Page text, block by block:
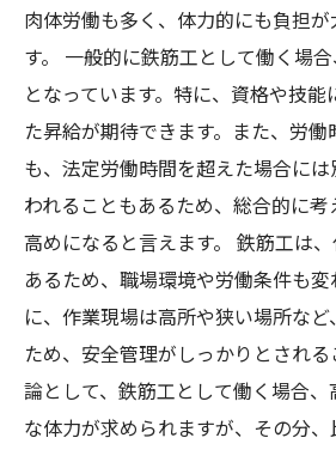
肉体労働も多く、体力的にも負担
す。 一般的に鉄筋工として働く場
となっています。特に、資格や技
た昇給が期待できます。また、労働
も、法定労働時間を超えた場合に
われることもあるため、総合的に
高めになると言えます。 鉄筋工は
あるため、職場環境や労働条件も
に、作業現場は高所や狭い場所な
ため、安全管理がしっかりとされ
論として、鉄筋工として働く場合
な体力が求められますが、その分